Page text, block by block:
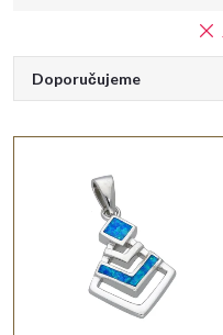
Ř
a
Doporučujeme
Nejprodávanější
Abecedně